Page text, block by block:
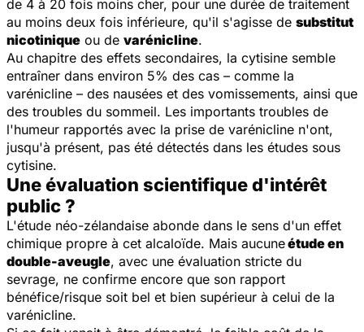
de 4 à 20 fois moins cher, pour une durée de traitement
au moins deux fois inférieure, qu'il s'agisse de substitut
nicotinique ou de varénicline.
Au chapitre des effets secondaires, la cytisine semble
entraîner dans environ 5% des cas – comme la
varénicline – des nausées et des vomissements, ainsi que
des troubles du sommeil. Les importants troubles de
l'humeur rapportés avec la prise de varénicline n'ont,
jusqu'à présent, pas été détectés dans les études sous
cytisine.
Une évaluation scientifique d'intérêt
public ?
L'étude néo-zélandaise abonde dans le sens d'un effet
chimique propre à cet alcaloïde. Mais aucuneétude en
double-aveugle, avec une évaluation stricte du
sevrage, ne confirme encore que son rapport
bénéfice/risque soit bel et bien supérieur à celui de la
varénicline.